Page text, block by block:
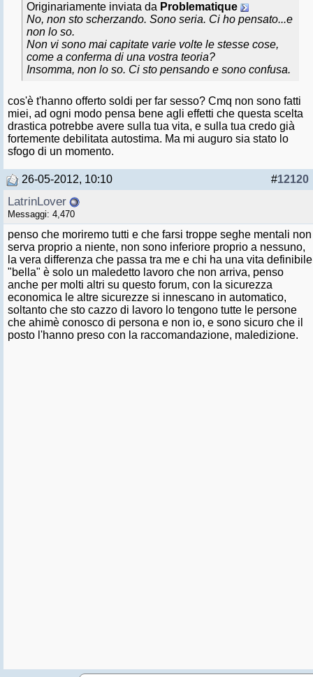
Originariamente inviata da Problematique
No, non sto scherzando. Sono seria. Ci ho pensato...e
non lo so.
Non vi sono mai capitate varie volte le stesse cose,
come a conferma di una vostra teoria?
Insomma, non lo so. Ci sto pensando e sono confusa.
cos'è t'hanno offerto soldi per far sesso? Cmq non sono fatti
miei, ad ogni modo pensa bene agli effetti che questa scelta
drastica potrebbe avere sulla tua vita, e sulla tua credo già
fortemente debilitata autostima. Ma mi auguro sia stato lo
sfogo di un momento.
#12120
26-05-2012, 10:10
LatrinLover
Messaggi: 4,470
penso che moriremo tutti e che farsi troppe seghe mentali non
serva proprio a niente, non sono inferiore proprio a nessuno,
la vera differenza che passa tra me e chi ha una vita definibile
"bella" è solo un maledetto lavoro che non arriva, penso
anche per molti altri su questo forum, con la sicurezza
economica le altre sicurezze si innescano in automatico,
soltanto che sto cazzo di lavoro lo tengono tutte le persone
che ahimè conosco di persona e non io, e sono sicuro che il
posto l'hanno preso con la raccomandazione, maledizione.